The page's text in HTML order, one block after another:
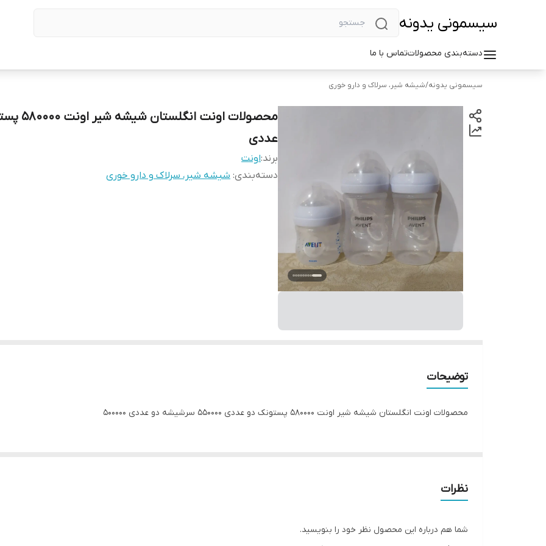
سیسمونی یدونه
دسته‌بندی محصولاتتماس با ما
سیسمونی یدونه/شیشه شیر، سرلاک و دارو خوری
محصولات اونت
عددی
برند:اونت
دسته‌بندی: شیشه شیر، سرلاک و دارو خوری
توضیحات
محصولات اونت انگلستان شیشه شیر اونت 580000 پستونک دو عددی 550000 سرشیشه دو عددی 500000
نظرات
شما هم درباره این محصول نظر خود را بنویسید.